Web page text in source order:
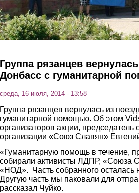
Группа рязанцев
Донбасс с гуманитарной
среда, 16 июля, 2014 - 13:58
Группа рязанцев вернулась из
гуманитарной помощью. Об этом
организаторов акции, председатель
организации «Союз Славян»
«Гуманитарную помощь в течение,
собирали активисты ЛДПР, «Союза
«НОД». Часть собранного осталась
Другую часть мы паковали для
рассказал Чуйко.